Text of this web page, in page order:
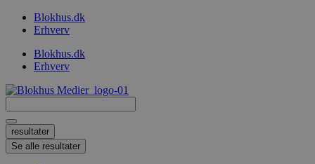
VidereBlokhus.dk
Erhverv
Blokhus.dk
Erhverv
...
resultater
Se alle resultater